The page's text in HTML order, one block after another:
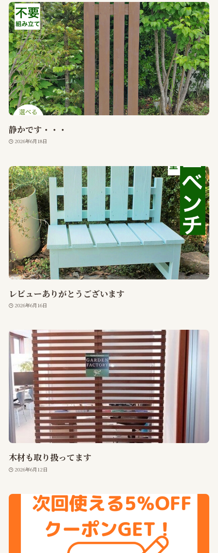
静かです・・・
2026年6月18日
レビューありがとうございます
2026年6月16日
木材も取り扱ってます
2026年6月12日